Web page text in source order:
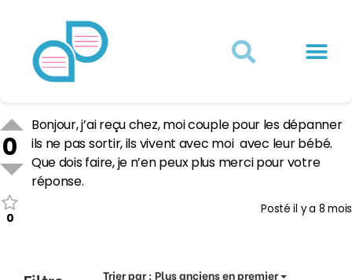
0
0
Bonjour, j’ai reçu chez, moi couple pour les dépanner
ils ne pas sortir, ils vivent avec moi avec leur bébé.
Que dois faire, je n’en peux plus merci pour votre
réponse.
Postéil y a 8 mois
Trier par :Plus anciens en premier